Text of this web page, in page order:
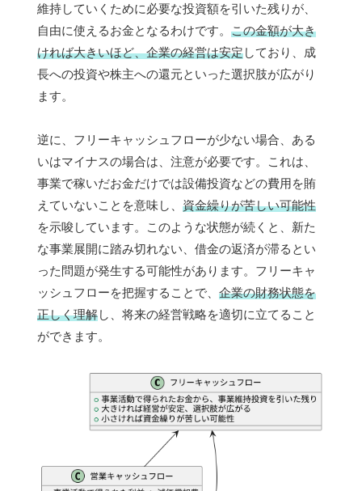
維持していくために必要な投資額を引いた残りが、
自由に使えるお金となるわけです。 この金額が大き
ければ大きいほど、企業の経営は安定しており、成
長への投資や株主への還元といった選択肢が広がり
ます。
逆に、フリーキャッシュフローが少ない場合、ある
いはマイナスの場合は、注意が必要です。これは、
事業で稼いだお金だけでは設備投資などの費用を賄
えていないことを意味し、 資金繰りが苦しい可能性
を示唆しています。このような状態が続くと、新た
な事業展開に踏み切れない、借金の返済が滞るとい
った問題が発生する可能性があります。フリーキャ
ッシュフローを把握することで、 企業の財務状態を
正しく理解し、将来の経営戦略を適切に立てること
ができます。